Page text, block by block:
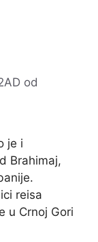
od
je i
Brahimaj,
reisa
u Crnoj Gori